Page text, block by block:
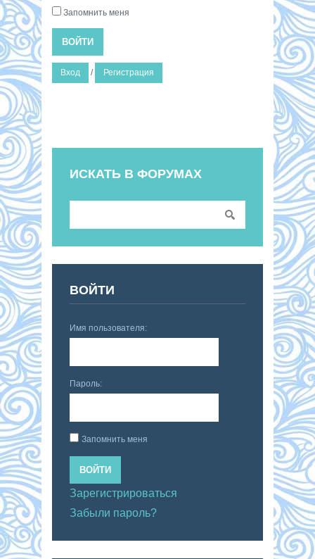
Запомнить меня
ВОЙТИ
Вход / Регистрация
ИСКАТЬ В ФОРУМАХ
ВОЙТИ
Имя пользователя:
Пароль:
Запомнить меня
ВОЙТИ
Зарегистрироваться
Забыли пароль?